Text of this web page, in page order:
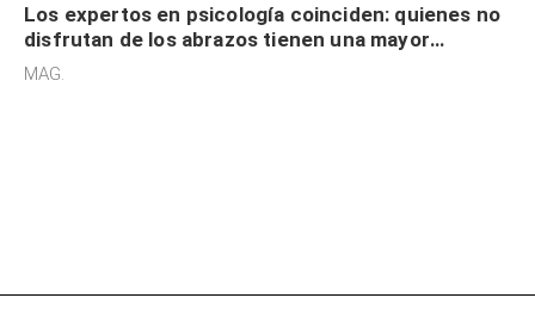
Los expertos en psicología coinciden: quienes no
disfrutan de los abrazos tienen una mayor
sensibilidad a los estímulos físicos y no es por
MAG.